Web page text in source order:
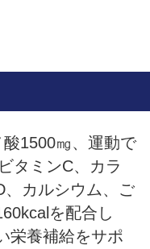
1500㎎、運動で
タミンC、カラ
、カルシウム、ご
を配合し
栄養補給をサポ